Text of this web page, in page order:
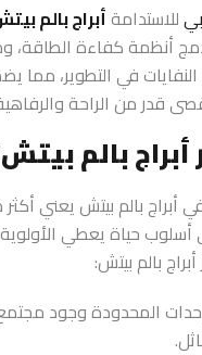
للاستدامةأبراج بالم
أنظمة كفاءة الطاقة،
في التطوير، مما
قدر من الراحة
أبراج بالم
أبراج بالم بيتش يعني
أسلوب حياة يعطي الأولوية
بالم بيتش:
المحدودة وجود